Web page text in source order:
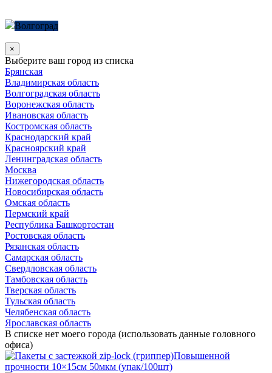
Волгоград
×
Выберите ваш город из списка
Брянская
Владимирская область
Волгоградская область
Воронежская область
Ивановская область
Костромская область
Краснодарский край
Красноярский край
Ленинградская область
Москва
Нижегородская область
Новосибирская область
Омская область
Пермский край
Республика Башкортостан
Ростовская область
Рязанская область
Самарская область
Свердловская область
Тамбовская область
Тверская область
Тульская область
Челябенская область
Ярославская область
В списке нет моего города (использовать данные головного
офиса)